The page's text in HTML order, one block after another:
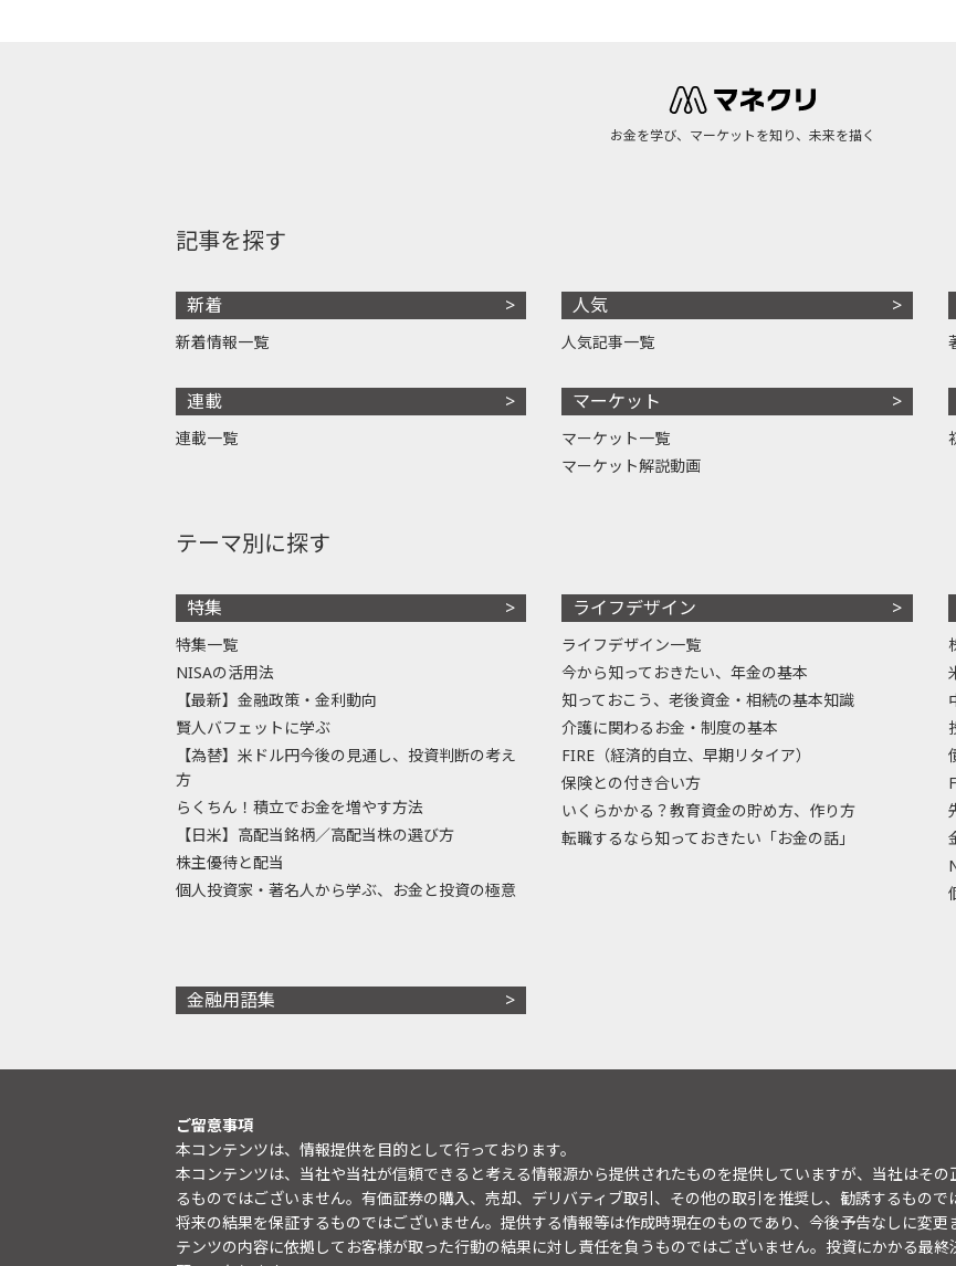
お金を学び、マーケットを知り、未来を描く
記事を探す
新着
新着情報一覧
連載
連載一覧
人気
人気記事一覧
マーケット
マーケット一覧
マーケット解説動画
テーマ別に探す
特集
特集一覧
NISAの活用法
【最新】金融政策・金利動向
賢人バフェットに学ぶ
【為替】米ドル円今後の見通し、投資判断の考え
方
らくちん！積立でお金を増やす方法
【日米】高配当銘柄／高配当株の選び方
株主優待と配当
個人投資家・著名人から学ぶ、お金と投資の極意
ライフデザイン
ライフデザイン一覧
今から知っておきたい、年金の基本
知っておこう、老後資金・相続の基本知識
介護に関わるお金・制度の基本
FIRE（経済的自立、早期リタイア）
保険との付き合い方
いくらかかる？教育資金の貯め方、作り方
転職するなら知っておきたい「お金の話」
金融用語集
ご留意事項
本コンテンツは、情報提供を目的として行っております。
本コンテンツは、当社や当社が信頼できると考える情報源から提供されたものを提供していますが、当社はそ
るものではございません。有価証券の購入、売却、デリバティブ取引、その他の取引を推奨し、勧誘するもので
将来の結果を保証するものではございません。提供する情報等は作成時現在のものであり、今後予告なしに変
テンツの内容に依拠してお客様が取った行動の結果に対し責任を負うものではございません。投資にかかる最